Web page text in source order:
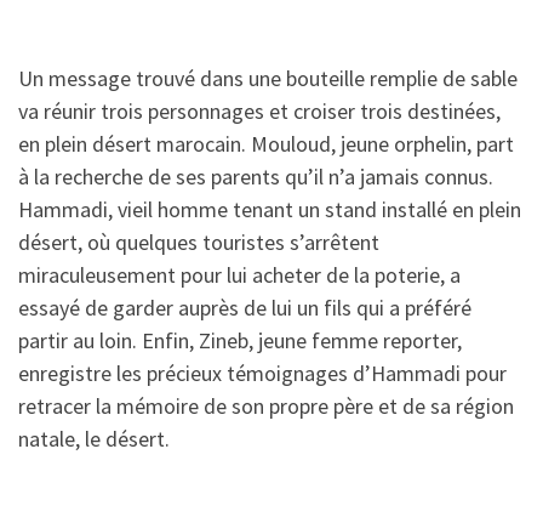
Un message trouvé dans une bouteille remplie de sable
va réunir trois personnages et croiser trois destinées,
en plein désert marocain. Mouloud, jeune orphelin, part
à la recherche de ses parents qu’il n’a jamais connus.
Hammadi, vieil homme tenant un stand installé en plein
désert, où quelques touristes s’arrêtent
miraculeusement pour lui acheter de la poterie, a
essayé de garder auprès de lui un fils qui a préféré
partir au loin. Enfin, Zineb, jeune femme reporter,
enregistre les précieux témoignages d’Hammadi pour
retracer la mémoire de son propre père et de sa région
natale, le désert.